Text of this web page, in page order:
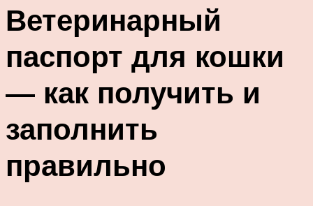
Ветеринарный
паспорт для кошки
— как получить и
заполнить
правильно